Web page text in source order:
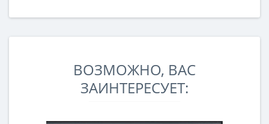
ВОЗМОЖНО, ВАС
ЗАИНТЕРЕСУЕТ: